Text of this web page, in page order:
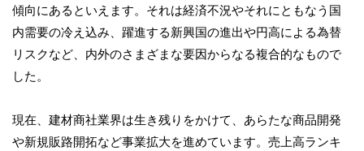
傾向にあるといえます。それは経済不況やそれにともなう国
内需要の冷え込み、躍進する新興国の進出や円高による為替
リスクなど、内外のさまざまな要因からなる複合的なもので
した。
現在、建材商社業界は生き残りをかけて、あらたな商品開発
や新規販路開拓など事業拡大を進めています。売上高ランキ